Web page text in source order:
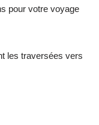
pour votre voyage
les traversées vers